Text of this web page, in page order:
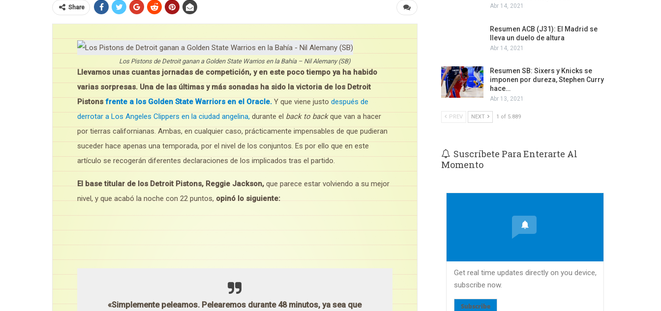
Share
Los Pistons de Detroit ganan a Golden State Warrios en la Bahía – Nil Alemany (SB)
Llevamos unas cuantas jornadas de competición, y en este poco tiempo ya ha habido
varias sorpresas. Una de las últimas y más sonadas ha sido la victoria de los Detroit
Pistons frente a los Golden State Warriors en el Oracle. Y que viene justo después de
derrotar a Los Angeles Clippers en la ciudad angelina, durante el back to backque van a hacer
por tierras californianas. Ambas, en cualquier caso, prácticamente impensables de que pudieran
suceder hace apenas una temporada, por el nivel de los conjuntos. Es por ello que en este
artículo se recogerán diferentes declaraciones de los implicados tras el partido.
El base titular de los Detroit Pistons, Reggie Jackson, que parece estar volviendo a su mejor
nivel, y que acabó la noche con 22 puntos, opinó lo siguiente:
«Simplemente peleamos. Pelearemos durante 48 minutos, ya sea que
Abr 14, 2021
Resumen ACB (J31): El Madrid se
lleva un duelo de altura
Abr 14, 2021
Resumen SB: Sixers y Knicks se
imponen por dureza, Stephen Curry
hace…
Abr 13, 2021
PREV NEXT 1 of 5.889
Suscríbete Para Enterarte Al
Momento
Get real time updates directly on you device,
subscribe now.
Subscribe